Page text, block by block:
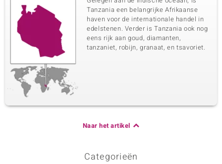
Tanzania een belangrijke Afrikaanse
haven voor de internationale handel in
edelstenen. Verder is Tanzania ook nog
eens rijk aan goud, diamanten,
tanzaniet, robijn, granaat, en tsavoriet.
Naar het artikel
Categorieën